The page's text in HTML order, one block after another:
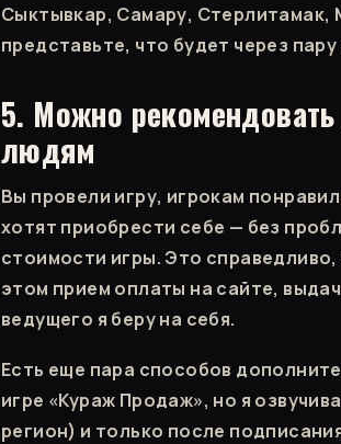
Сыктывкар, Самару, Стерлитамак,
представьте, что будет через
5. Можно
людям
Вы провели игру, игрокам
хотят приобрести себе — без
стоимости игры. Это
этом прием оплаты на сайте,
ведущего я беру на себя.
Есть еще пара способов
игре «Кураж Продаж», но я
регион) и только после